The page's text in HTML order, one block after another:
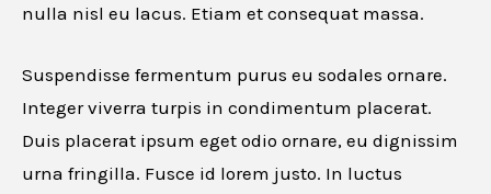
nulla nisl eu lacus. Etiam et consequat massa.
Suspendisse fermentum purus eu sodales ornare.
Integer viverra turpis in condimentum placerat.
Duis placerat ipsum eget odio ornare, eu dignissim
urna fringilla. Fusce id lorem justo. In luctus